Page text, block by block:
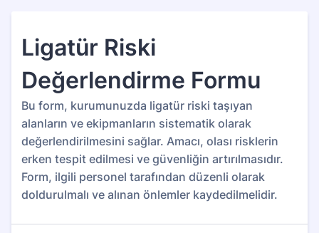
Ligatür Riski
Değerlendirme Formu
Bu form, kurumunuzda ligatür riski taşıyan
alanların ve ekipmanların sistematik olarak
değerlendirilmesini sağlar. Amacı, olası risklerin
erken tespit edilmesi ve güvenliğin artırılmasıdır.
Form, ilgili personel tarafından düzenli olarak
doldurulmalı ve alınan önlemler kaydedilmelidir.